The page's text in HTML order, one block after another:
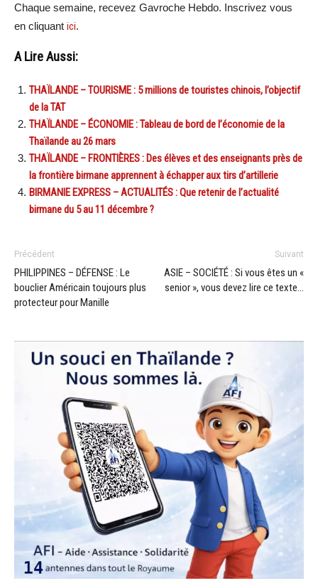
Chaque semaine, recevez Gavroche Hebdo. Inscrivez vous
en cliquant ici.
A Lire Aussi:
THAÏLANDE – TOURISME : 5 millions de touristes chinois, l’objectif
de la TAT
THAÏLANDE – ÉCONOMIE : Tableau de bord de l’économie de la
Thaïlande au 26 mars
THAÏLANDE – FRONTIÈRES : Des élèves et des enseignants près de
la frontière birmane apprennent à échapper aux tirs d’artillerie
BIRMANIE EXPRESS – ACTUALITÉS : Que retenir de l’actualité
birmane du 5 au 11 décembre ?
Précédent
PHILIPPINES – DÉFENSE : Le
bouclier Américain toujours plus
protecteur pour Manille
Suivant
ASIE – SOCIÉTÉ : Si vous êtes un «
senior », vous devez lire ce texte…